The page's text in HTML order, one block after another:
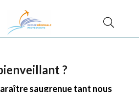
?
saugrenue tant nous